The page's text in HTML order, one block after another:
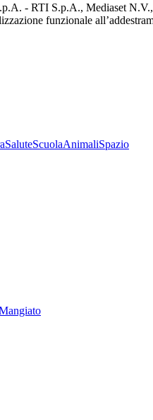
- RTI S.p.A., Mediaset N.V.,
funzionale
SaluteScuolaAnimaliSpazio